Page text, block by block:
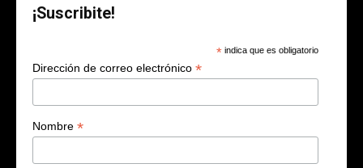
¡Suscribite!
* indica que es obligatorio
Dirección de correo electrónico *
Nombre *